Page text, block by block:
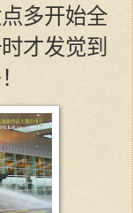
多开始全
才发觉到